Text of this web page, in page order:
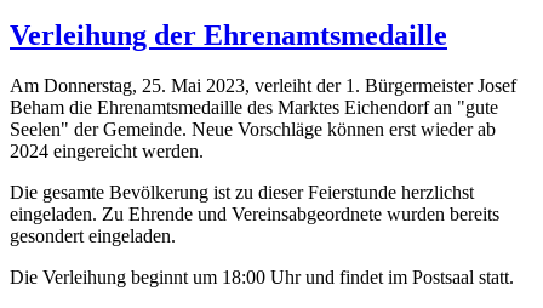
Verleihung der Ehrenamtsmedaille
Am Donnerstag, 25. Mai 2023, verleiht der 1. Bürgermeister Josef
Beham die Ehrenamtsmedaille des Marktes Eichendorf an "gute
Seelen" der Gemeinde. Neue Vorschläge können erst wieder ab
2024 eingereicht werden.
Die gesamte Bevölkerung ist zu dieser Feierstunde herzlichst
eingeladen. Zu Ehrende und Vereinsabgeordnete wurden bereits
gesondert eingeladen.
Die Verleihung beginnt um 18:00 Uhr und findet im Postsaal statt.